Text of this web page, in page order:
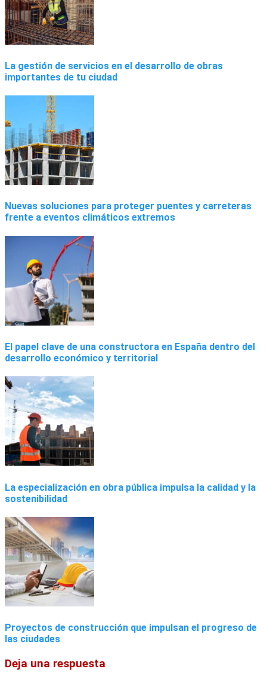
La gestión de servicios en el desarrollo de obras
importantes de tu ciudad
Nuevas soluciones para proteger puentes y carreteras
frente a eventos climáticos extremos
El papel clave de una constructora en España dentro del
desarrollo económico y territorial
La especialización en obra pública impulsa la calidad y la
sostenibilidad
Proyectos de construcción que impulsan el progreso de
las ciudades
Deja una respuesta